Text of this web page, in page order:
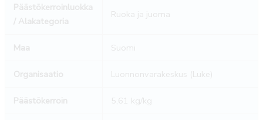
Päästökerroinluokka
/ Alakategoria
Ruoka ja juoma
Maa Suomi
Organisaatio Luonnonvarakeskus (Luke)
Päästökerroin 5,61 kg/kg